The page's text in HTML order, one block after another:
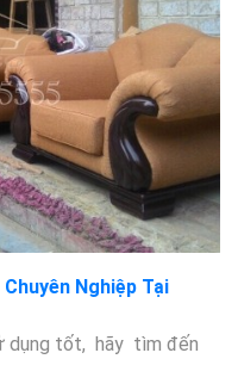
Nghiệp Tại
dụng tốt, hãy tìm đến